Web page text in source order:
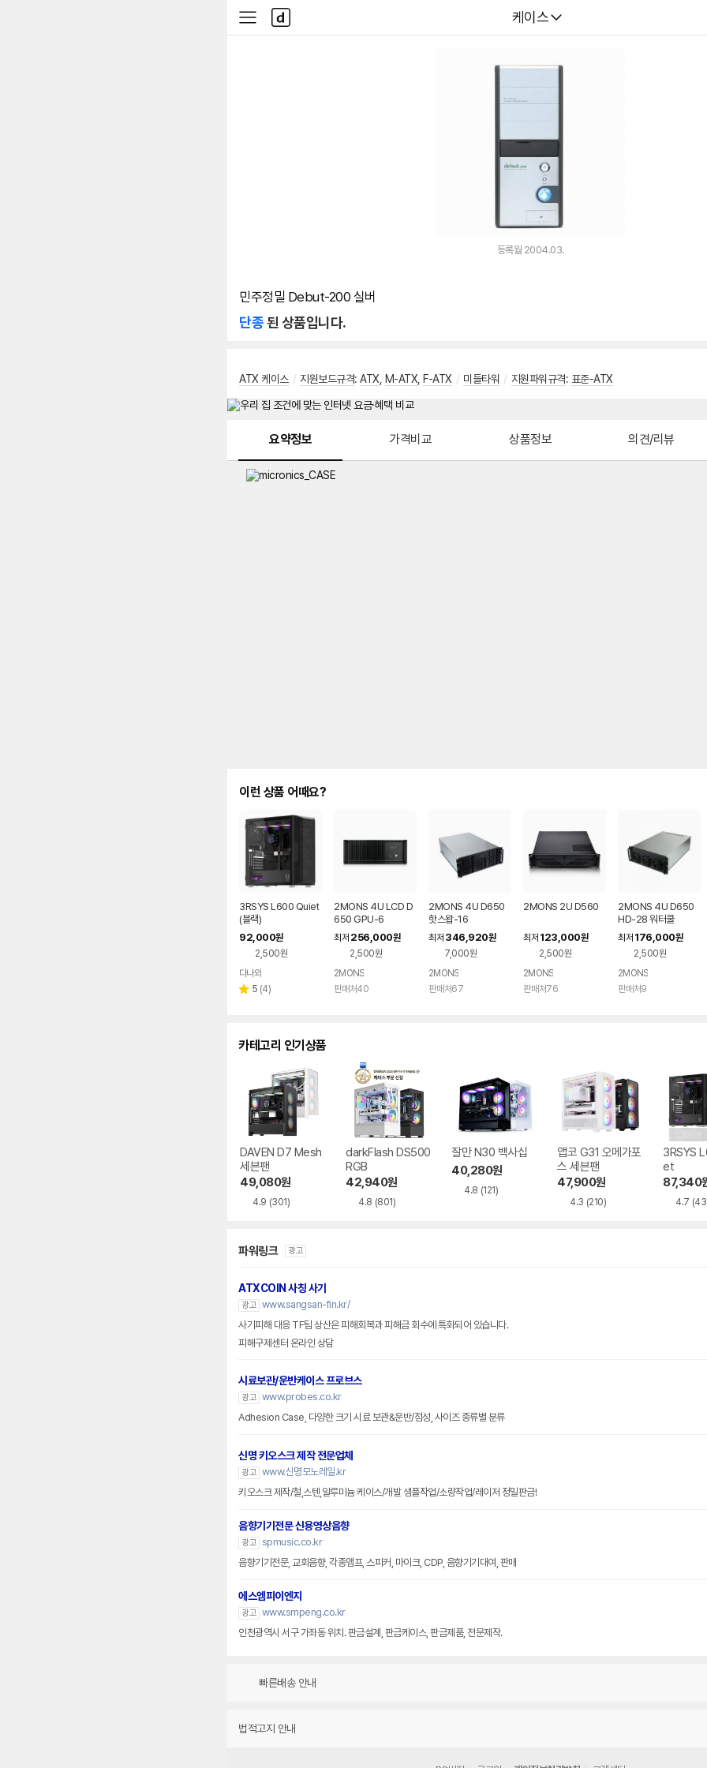
다나와
케이스
사
이
다
나
와
등록월 2004.03.
민주정밀 Debut-200 실버
단종된 상품입니다.
ATX 케이스 / 지원보드규격: ATX M-ATX F-ATX / 미들타워 / 지원파워규격: 표준-ATX
요약정보 가격비교 상품정보 의견/리뷰
이런 상품 어때요?
3RSYS L600 Quiet
(블랙)
92,000원
2,500원
페이
다나와
별 5 리
(4)
2MONS 4U LCD D
650 GPU-6
최저 256,000원
2,500원
2MONS
판매처40
2MONS 4U D650
핫스왑-16
최저 346,920원
7,000원
2MONS
판매처67
2MONS 2U D560
최저 123,000원
2,500원
2MONS
판매처76
2MONS 4U D650
HD-28 워터쿨
최저 176,000원
2,500원
2MONS
판매처9
카테고리 인기상품
DAVEN D7 Mesh
세븐팬
49,080원
4.9 (301)
darkFlash DS500
RGB
42,940원
4.8 (801)
잘만 N30 백사십
40,280원
4.8 (121)
앱코 G31 오메가포
스 세븐팬
47,900원
4.3 (210)
3RSYS
et
87,340
4.7
파워링크 광고
ATXCOIN 사칭 사기
광고 www.sangsan-fin.kr/
사기피해 대응 TF팀 상산은 피해회복과 피해금 회수에 특화되어 있습니다.
피해구제센터 온라인 상담
시료보관/운반케이스 프로브스
광고 www.probes.co.kr
Adhesion Case, 다양한 크기 시료 보관&운반/점성, 사이즈 종류별 분류
신명 키오스크 제작 전문업체
광고 www.신명모노레일.kr
키오스크 제작/철,스텐,알루미늄 케이스/개발 샘플작업/소량작업/레이저 정밀판금!
음향기기전문 신용영상음향
광고 spmusic.co.kr
음향기기전문, 교회음향, 각종앰프, 스피커, 마이크, CDP, 음향기기대여, 판매
에스엠피이엔지
광고 www.smpeng.co.kr
인천광역시 서구 가좌동 위치. 판금설계, 판금케이스, 판금제품, 전문제작.
빠른배송 안내
법적고지 안내